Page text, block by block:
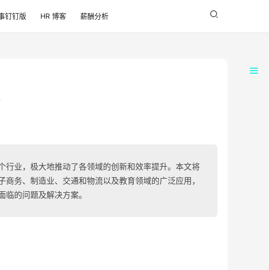
钉钉版 HR 博客 薪酬分析
行业，极大地推动了各领域的创新和效率提升。本文将
务、制造业、交通和物流以及教育领域的广泛应用，
的问题及解决方案。